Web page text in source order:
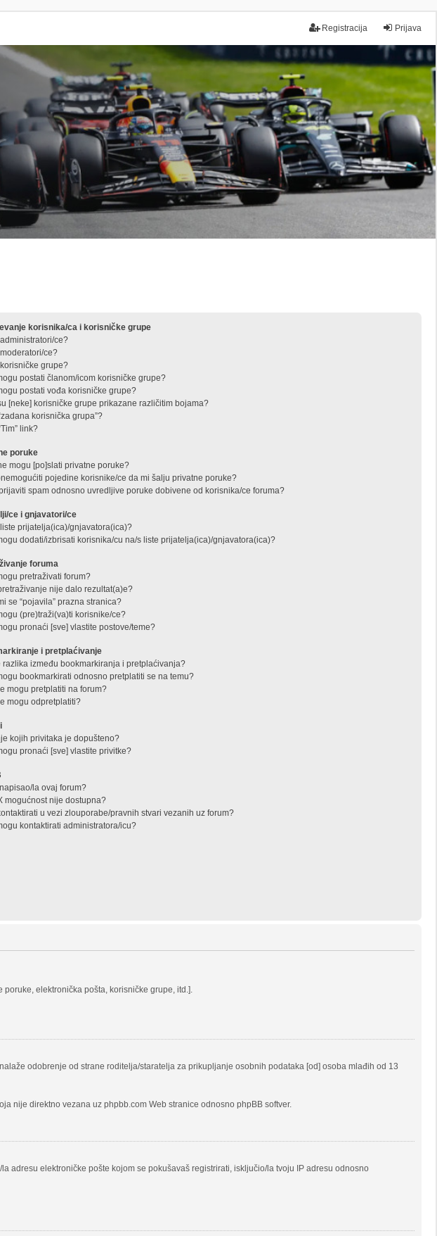
Prijava
Registracija
korisnika/ca i korisničke grupe
ce?
ce?
grupe?
postati članom/icom korisničke grupe?
postati vođa korisničke grupe?
[neke] korisničke grupe prikazane različitim bojama?
korisnička grupa”?
link?
poruke
mogu [po]slati privatne poruke?
pojedine korisnike/ce da mi šalju privatne poruke?
spam odnosno uvredljive poruke dobivene od korisnika/ce foruma?
ce i gnjavatori/ce
prijatelja(ica)/gnjavatora(ica)?
dodati/izbrisati korisnika/cu na/s liste prijatelja(ica)/gnjavatora(ica)?
foruma
pretraživati forum?
nije dalo rezultat(a)e?
se “pojavila” prazna stranica?
(pre)traži(va)ti korisnike/ce?
pronaći [sve] vlastite postove/teme?
i pretplaćivanje
razlika između bookmarkiranja i pretplaćivanja?
bookmarkirati odnosno pretplatiti se na temu?
mogu pretplatiti na forum?
mogu odpretplatiti?
kojih privitaka je dopušteno?
pronaći [sve] vlastite privitke?
la ovaj forum?
mogućnost nije dostupna?
u vezi zlouporabe/pravnih stvari vezanih uz forum?
kontaktirati administratora/icu?
elektronička pošta, korisničke grupe, itd.].
odobrenje od strane roditelja/staratelja za prikupljanje osobnih podataka [od] osoba mlađih od 13
nije direktno vezana uz phpbb.com Web stranice odnosno phpBB softver.
adresu elektroničke pošte kojom se pokušavaš registrirati, isključio/la tvoju IP adresu odnosno